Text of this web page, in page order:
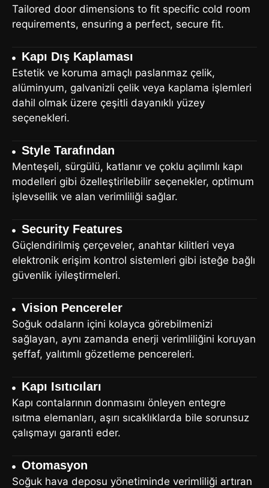
Tailored door dimensions to fit specific cold room
requirements, ensuring a perfect, secure fit.
Kapı Dış Kaplaması
Estetik ve koruma amaçlı paslanmaz çelik,
alüminyum, galvanizli çelik veya kaplama işlemleri
dahil olmak üzere çeşitli dayanıklı yüzey
seçenekleri.
Style Tarafından
Menteşeli, sürgülü, katlanır ve çoklu açılımlı kapı
modelleri gibi özelleştirilebilir seçenekler, optimum
işlevsellik ve alan verimliliği sağlar.
Security Features
Güçlendirilmiş çerçeveler, anahtar kilitleri veya
elektronik erişim kontrol sistemleri gibi isteğe bağlı
güvenlik iyileştirmeleri.
Vision Pencereler
Soğuk odaların içini kolayca görebilmenizi
sağlayan, aynı zamanda enerji verimliliğini koruyan
şeffaf, yalıtımlı gözetleme pencereleri.
Kapı Isıtıcıları
Kapı contalarının donmasını önleyen entegre
ısıtma elemanları, aşırı sıcaklıklarda bile sorunsuz
çalışmayı garanti eder.
Otomasyon
Soğuk hava deposu yönetiminde verimliliği artıran